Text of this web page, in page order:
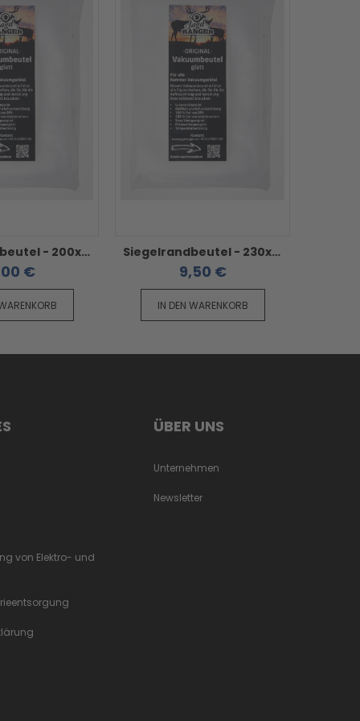
Siegelrandbeutel - 200x300 mm
€
Siegelrandbeutel - 230x350 mm
9,50 €
IN DEN WARENKORB
von Elektro- und
ÜBER UNS
Unternehmen
Newsletter